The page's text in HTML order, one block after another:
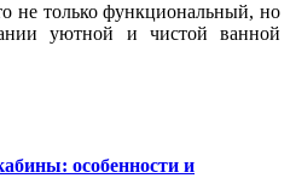
не только функциональный, но
уютной и чистой ванной
особенности и